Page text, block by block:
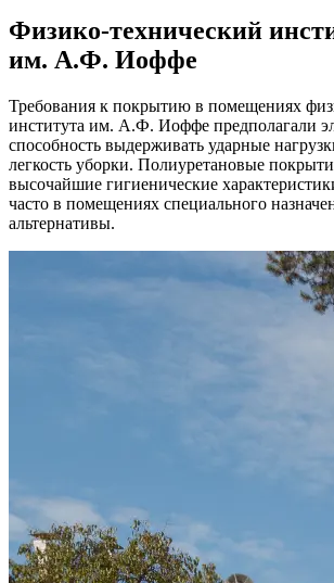
Физико-технический
им. А.Ф. Иоффе
Требования к покрытию в помещениях
института им. А.Ф. Иоффе предполагали
способность выдерживать ударные
легкость уборки. Полиуретановые
высочайшие гигиенические
часто в помещениях специального
альтернативы.